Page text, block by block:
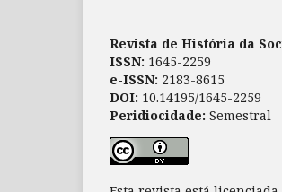
Revista de História da
ISSN: 1645-2259
e-ISSN: 2183-8615
DOI: 10.14195/1645-2259
Peridiocidade: Semestral